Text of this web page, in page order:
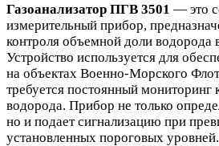
Газоанализатор ПГВ 3501 — это
измерительный прибор,
контроля объемной доли водорода
Устройство используется для
на объектах Военно-Морского
требуется постоянный мониторинг
водорода. Прибор не только
но и подает сигнализацию при
установленных пороговых уровней.